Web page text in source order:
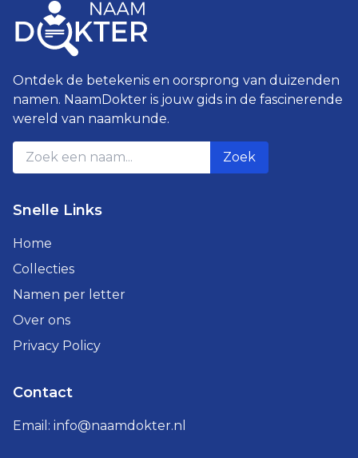
Ontdek de betekenis en oorsprong van duizenden
namen. NaamDokter is jouw gids in de fascinerende
wereld van naamkunde.
Zoek
Snelle Links
Home
Collecties
Namen per letter
Over ons
Privacy Policy
Contact
Email: info@naamdokter.nl